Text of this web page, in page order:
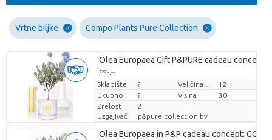
Vrtne biljke Compo Plants Pure Collection
Olea Europaea Gift P&PURE cadeau concept:
??? -,--
Cijena po komadu
Skladište ?
12
Ukupno:
? Visina
30
Zrelost
2
Uzgajivač
p&pure collection bv
Olea Europaea in P&P cadeau concept: GO